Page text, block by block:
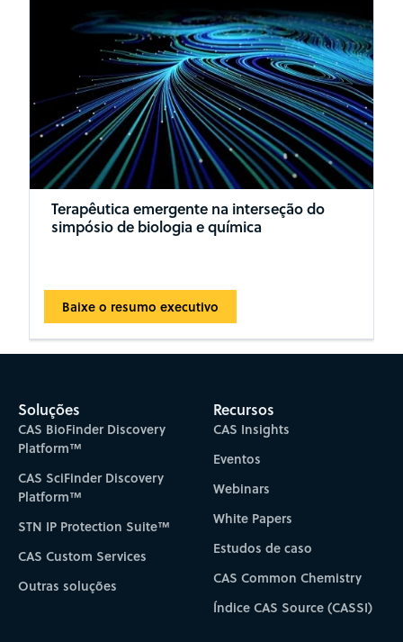
Terapêutica emergente na interseção do
simpósio de biologia e química
Baixe o resumo executivo
Soluções
CAS BioFinder Discovery
Platform™
CAS SciFinder Discovery
Platform™
STN IP Protection Suite™
CAS Custom Services
Outras soluções
Recursos
CAS Insights
Eventos
Webinars
White Papers
Estudos de caso
CAS Common Chemistry
Índice CAS Source (CASSI)